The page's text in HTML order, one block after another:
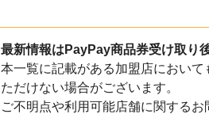
最新情報はPayPay商品券受け取り
本一覧に記載がある加盟店におい
ただけない場合がございます。
ご不明点や利用可能店舗に関するお